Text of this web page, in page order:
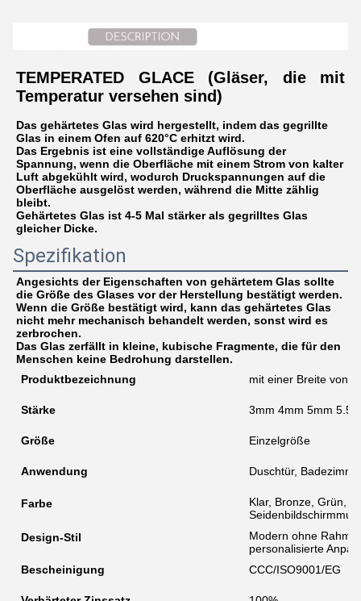
TEMPERATED GLACE (Gläser, die mit
Temperatur versehen sind)
Das gehärtetes Glas wird hergestellt, indem das gegrillte
Glas in einem Ofen auf 620°C erhitzt wird.
Das Ergebnis ist eine vollständige Auflösung der
Spannung, wenn die Oberfläche mit einem Strom von kalter
Luft abgekühlt wird, wodurch Druckspannungen auf die
Oberfläche ausgelöst werden, während die Mitte zählig
bleibt.
Gehärtetes Glas ist 4-5 Mal stärker als gegrilltes Glas
gleicher Dicke.
Spezifikation
Angesichts der Eigenschaften von gehärtetem Glas sollte
die Größe des Glases vor der Herstellung bestätigt werden.
Wenn die Größe bestätigt wird, kann das gehärtetes Glas
nicht mehr mechanisch behandelt werden, sonst wird es
zerbrochen.
Das Glas zerfällt in kleine, kubische Fragmente, die für den
Menschen keine Bedrohung darstellen.
Produktbezeichnung
mit einer Breite von
Stärke 3mm 4mm 5mm
Größe Einzelgröße
Anwendung Duschtür,
Farbe
Klar, Bronze, Grün,
Design-Stil
Modern ohne
personalisierte
Bescheinigung
CCC/ISO9001/EG